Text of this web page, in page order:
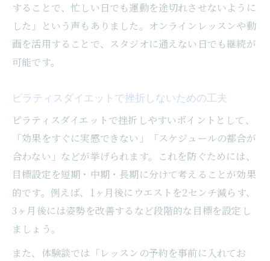
することで、忙しい日でも運動を途切れさせないように
した」という声もありました。オンラインレッスンや動
画を活用することで、スタジオに通えない日でも継続が
可能です。
ピラティスダイエットで挫折しないための工夫
ピラティスダイエットで挫折しやすいポイントとして、
「効果をすぐに実感できない」「スケジュールの都合が
合わない」などが挙げられます。これを防ぐためには、
目標設定を短期・中期・長期に分けて考えることが効果
的です。例えば、1ヶ月後にウエストを2センチ減らす、
3ヶ月後には姿勢を改善するなど段階的な目標を設定し
ましょう。
また、体験談では「レッスンの予約を事前に入れてお